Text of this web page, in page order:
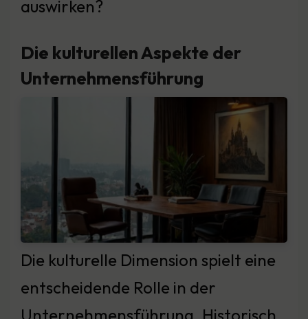
auswirken?
Die kulturellen Aspekte der
Unternehmensführung
Die kulturelle Dimension spielt eine
entscheidende Rolle in der